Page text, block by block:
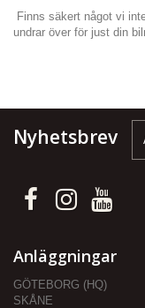
Finns säkert något vi
undrar över för just din
Nyhetsbrev
Anläggningar
GÖTEBORG (HQ)
SKÅNE